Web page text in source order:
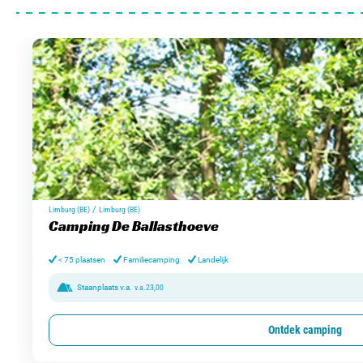
Limburg (BE) / Limburg (BE)
Camping De Ballasthoeve
< 75 plaatsen Familiecamping Landelijk
Staanplaats v.a. v.a.23,00
Ontdek camping